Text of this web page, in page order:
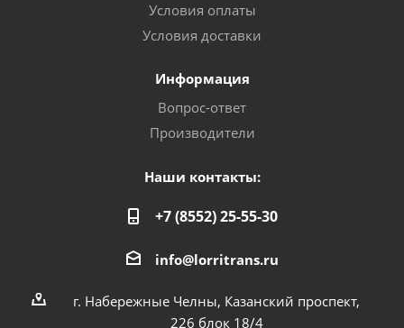
Условия оплаты
Условия доставки
Информация
Вопрос-ответ
Производители
Наши контакты:
+7 (8552) 25-55-30
info@lorritrans.ru
г. Набережные Челны, Казанский проспект,
226 блок 18/4